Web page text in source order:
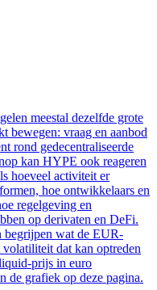
meestal dezelfde grote
bewegen: vraag en aanbod
rond gedecentraliseerde
kan HYPE ook reageren
hoeveel activiteit er
hoe ontwikkelaars en
regelgeving en
op derivaten en DeFi.
begrijpen wat de EUR-
dat kan optreden
prijs in euro
grafiek op deze pagina.